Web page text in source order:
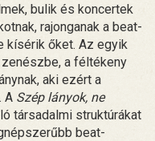
bulik és koncertek
rajonganak a beat-
kísérik őket. Az egyik
a féltékeny
aki ezért a
A Szép lányok, ne
társadalmi struktúrákat
beat-